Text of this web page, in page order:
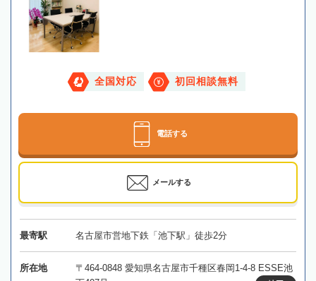
全国対応 初回相談無料
電話する
メールする
最寄駅 名古屋市営地下鉄「池下駅」徒歩2分
所在地
〒464-0848 愛知県名古屋市千種区春岡1-4-8 ESSE池